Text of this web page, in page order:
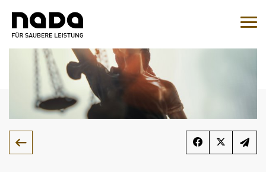
Zum Inhalt springen
Suche
Zur Medikamentenabfrage
HOME
Sie sind hier: